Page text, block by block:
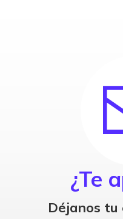
¿Te
Déjanos tu